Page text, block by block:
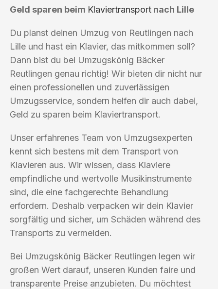
Geld sparen beim Klaviertransport nach Lille
Du planst deinen Umzug von Reutlingen nach
Lille und hast ein Klavier, das mitkommen soll?
Dann bist du bei Umzugskönig Bäcker
Reutlingen genau richtig! Wir bieten dir nicht nur
einen professionellen und zuverlässigen
Umzugsservice, sondern helfen dir auch dabei,
Geld zu sparen beim Klaviertransport.
Unser erfahrenes Team von Umzugsexperten
kennt sich bestens mit dem Transport von
Klavieren aus. Wir wissen, dass Klaviere
empfindliche und wertvolle Musikinstrumente
sind, die eine fachgerechte Behandlung
erfordern. Deshalb verpacken wir dein Klavier
sorgfältig und sicher, um Schäden während des
Transports zu vermeiden.
Bei Umzugskönig Bäcker Reutlingen legen wir
großen Wert darauf, unseren Kunden faire und
transparente Preise anzubieten. Du möchtest